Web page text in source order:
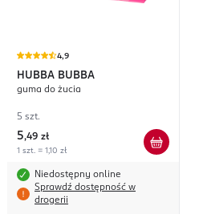
4,9
HUBBA BUBBA
guma do żucia
5 szt.
5,49 zł
1 szt. = 1,10 zł
Niedostępny online
Sprawdź dostępność w
drogerii